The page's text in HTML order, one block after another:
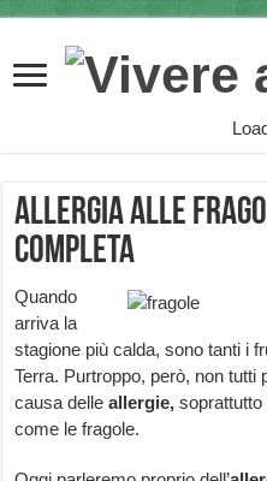
Allergia alle
completa
Quando
arriva la
stagione più calda, sono tanti i
Terra. Purtroppo, però, non
causa delleallergie, soprattutto
come le fragole.